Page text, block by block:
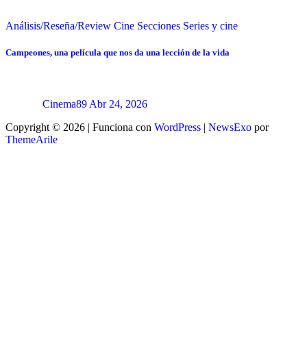
Análisis/Reseña/Review Cine Secciones Series y cine
Campeones, una película que nos da una lección de la vida
Cinema89 Abr 24, 2026
Copyright © 2026 | Funciona con WordPress | NewsExo por
ThemeArile